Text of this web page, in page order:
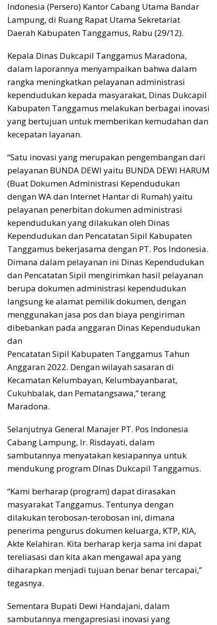
Indonesia (Persero) Kantor Cabang Utama Bandar
Lampung, di Ruang Rapat Utama Sekretariat
Daerah Kabupaten Tanggamus, Rabu (29/12).
Kepala Dinas Dukcapil Tanggamus Maradona,
dalam laporannya menyampaikan bahwa dalam
rangka meningkatkan pelayanan administrasi
kependudukan kepada masyarakat, Dinas Dukcapil
Kabupaten Tanggamus melakukan berbagai inovasi
yang bertujuan untuk memberikan kemudahan dan
kecepatan layanan.
“Satu inovasi yang merupakan pengembangan dari
pelayanan BUNDA DEWI yaitu BUNDA DEWI HARUM
(Buat Dokumen Administrasi Kependudukan
dengan WA dan Internet Hantar di Rumah) yaitu
pelayanan penerbitan dokumen administrasi
kependudukan yang dilakukan oleh Dinas
Kependudukan dan Pencatatan Sipil Kabupaten
Tanggamus bekerjasama dengan PT. Pos Indonesia.
Dimana dalam pelayanan ini Dinas Kependudukan
dan Pencatatan Sipil mengirimkan hasil pelayanan
berupa dokumen administrasi kependudukan
langsung ke alamat pemilik dokumen, dengan
menggunakan jasa pos dan biaya pengiriman
dibebankan pada anggaran Dinas Kependudukan
dan
Pencatatan Sipil Kabupaten Tanggamus Tahun
Anggaran 2022. Dengan wilayah sasaran di
Kecamatan Kelumbayan, Kelumbayanbarat,
Cukuhbalak, dan Pematangsawa,” terang
Maradona.
Selanjutnya General Manajer PT. Pos Indonesia
Cabang Lampung, Ir. Risdayati, dalam
sambutannya menyatakan kesiapannya untuk
mendukung program DInas Dukcapil Tanggamus.
“Kami berharap (program) dapat dirasakan
masyarakat Tanggamus. Tentunya dengan
dilakukan terobosan-terobosan ini, dimana
penerima pengurus dokumen keluarga, KTP, KIA,
Akte Kelahiran. Kita berharap kerja sama ini dapat
tereliasasi dan kita akan mengawal apa yang
diharapkan menjadi tujuan benar benar tercapai,”
tegasnya.
Sementara Bupati Dewi Handajani, dalam
sambutannya mengapresiasi inovasi yang